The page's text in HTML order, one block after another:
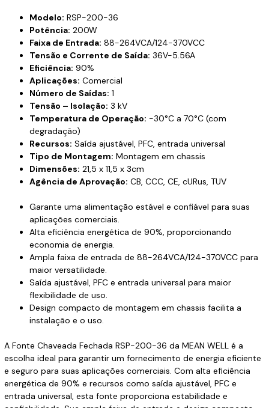
Modelo: RSP-200-36
Potência: 200W
Faixa de Entrada: 88-264VCA/124-370VCC
Tensão e Corrente de Saída: 36V-5.56A
Eficiência: 90%
Aplicações: Comercial
Número de Saídas: 1
Tensão – Isolação: 3 kV
Temperatura de Operação: -30°C a 70°C (com
degradação)
Recursos: Saída ajustável, PFC, entrada universal
Tipo de Montagem: Montagem em chassis
Dimensões: 21,5 x 11,5 x 3cm
Agência de Aprovação: CB, CCC, CE, cURus, TUV
Garante uma alimentação estável e confiável para suas
aplicações comerciais.
Alta eficiência energética de 90%, proporcionando
economia de energia.
Ampla faixa de entrada de 88-264VCA/124-370VCC para
maior versatilidade.
Saída ajustável, PFC e entrada universal para maior
flexibilidade de uso.
Design compacto de montagem em chassis facilita a
instalação e o uso.
A Fonte Chaveada Fechada RSP-200-36 da MEAN WELL é a
escolha ideal para garantir um fornecimento de energia eficiente
e seguro para suas aplicações comerciais. Com alta eficiência
energética de 90% e recursos como saída ajustável, PFC e
entrada universal, esta fonte proporciona estabilidade e